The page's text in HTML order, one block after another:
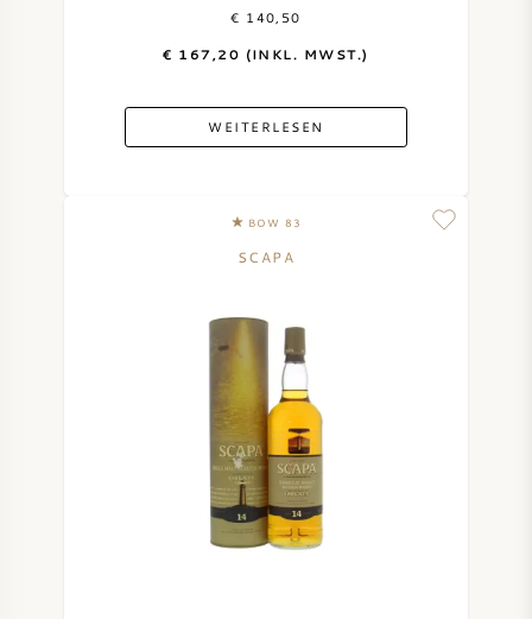
€ 140,50
€ 167,20 (INKL. MWST.)
WEITERLESEN
BOW 83
SCAPA